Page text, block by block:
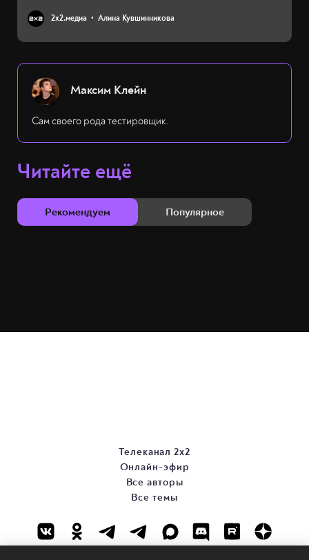
2х2.медиа Алина Кувшинникова
Максим Клейн
Сам своего рода тестировщик.
Читайте ещё
Рекомендуем Популярное
Телеканал 2х2
Онлайн-эфир
Все авторы
Все темы